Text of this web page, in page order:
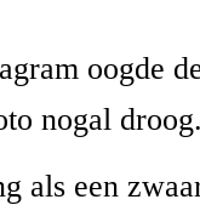
oogde
nogal
als een